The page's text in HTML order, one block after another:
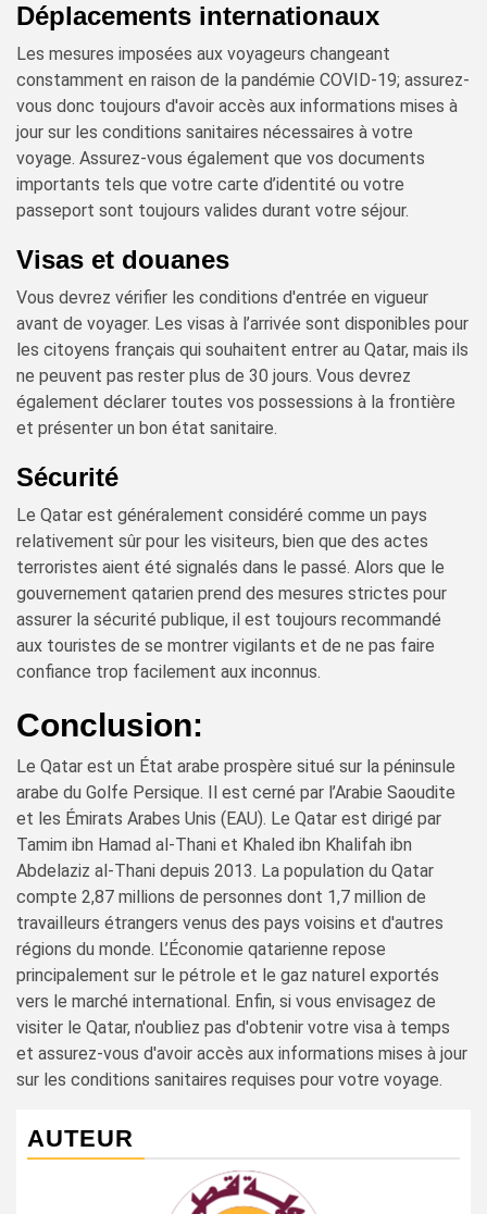
Déplacements internationaux
Les mesures imposées aux voyageurs changeant
constamment en raison de la pandémie COVID-19; assurez-
vous donc toujours d'avoir accès aux informations mises à
jour sur les conditions sanitaires nécessaires à votre
voyage. Assurez-vous également que vos documents
importants tels que votre carte d’identité ou votre
passeport sont toujours valides durant votre séjour.
Visas et douanes
Vous devrez vérifier les conditions d'entrée en vigueur
avant de voyager. Les visas à l’arrivée sont disponibles pour
les citoyens français qui souhaitent entrer au Qatar, mais ils
ne peuvent pas rester plus de 30 jours. Vous devrez
également déclarer toutes vos possessions à la frontière
et présenter un bon état sanitaire.
Sécurité
Le Qatar est généralement considéré comme un pays
relativement sûr pour les visiteurs, bien que des actes
terroristes aient été signalés dans le passé. Alors que le
gouvernement qatarien prend des mesures strictes pour
assurer la sécurité publique, il est toujours recommandé
aux touristes de se montrer vigilants et de ne pas faire
confiance trop facilement aux inconnus.
Conclusion:
Le Qatar est un État arabe prospère situé sur la péninsule
arabe du Golfe Persique. Il est cerné par l’Arabie Saoudite
et les Émirats Arabes Unis (EAU). Le Qatar est dirigé par
Tamim ibn Hamad al-Thani et Khaled ibn Khalifah ibn
Abdelaziz al-Thani depuis 2013. La population du Qatar
compte 2,87 millions de personnes dont 1,7 million de
travailleurs étrangers venus des pays voisins et d'autres
régions du monde. L’Économie qatarienne repose
principalement sur le pétrole et le gaz naturel exportés
vers le marché international. Enfin, si vous envisagez de
visiter le Qatar, n'oubliez pas d'obtenir votre visa à temps
et assurez-vous d'avoir accès aux informations mises à jour
sur les conditions sanitaires requises pour votre voyage.
AUTEUR